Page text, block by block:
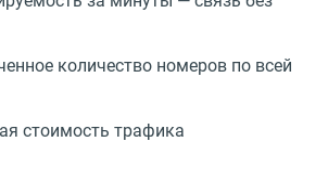
количество номеров по всей
стоимость трафика